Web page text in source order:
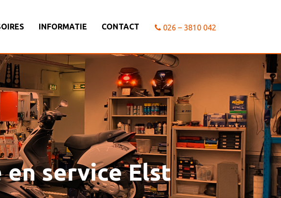
INFORMATIE CONTACT 026 – 3810 042
service Elst